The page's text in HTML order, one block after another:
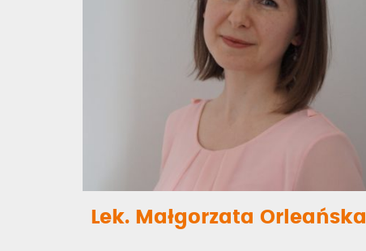
Lek. Małgorzata Orleańska